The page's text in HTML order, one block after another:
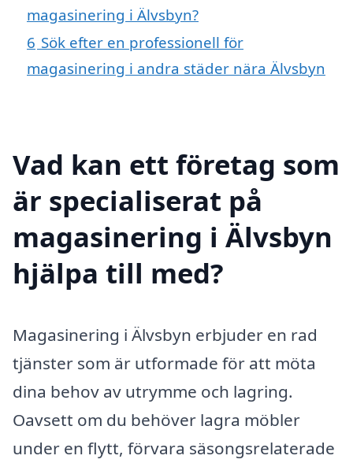
magasinering i Älvsbyn?
6 Sök efter en professionell för
magasinering i andra städer nära Älvsbyn
Vad kan ett företag som
är specialiserat på
magasinering i Älvsbyn
hjälpa till med?
Magasinering i Älvsbyn erbjuder en rad
tjänster som är utformade för att möta
dina behov av utrymme och lagring.
Oavsett om du behöver lagra möbler
under en flytt, förvara säsongsrelaterade